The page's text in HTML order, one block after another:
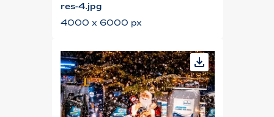
res-4.jpg
4000 x 6000 px